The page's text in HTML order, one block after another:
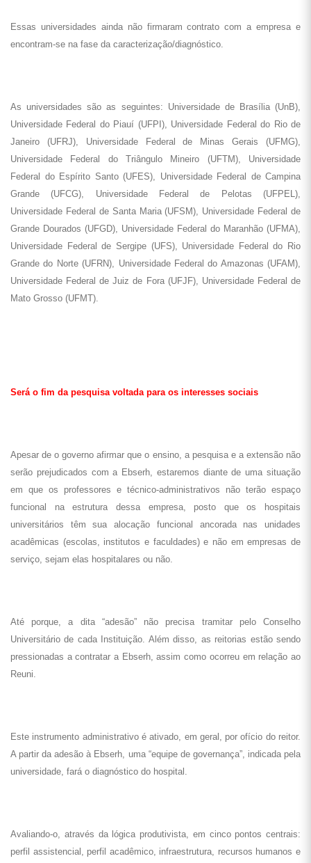
Essas universidades ainda não firmaram contrato com a empresa e
encontram-se na fase da caracterização/diagnóstico.
As universidades são as seguintes: Universidade de Brasília (UnB),
Universidade Federal do Piauí (UFPI), Universidade Federal do Rio de
Janeiro (UFRJ), Universidade Federal de Minas Gerais (UFMG),
Universidade Federal do Triângulo Mineiro (UFTM), Universidade
Federal do Espírito Santo (UFES), Universidade Federal de Campina
Grande (UFCG), Universidade Federal de Pelotas (UFPEL),
Universidade Federal de Santa Maria (UFSM), Universidade Federal de
Grande Dourados (UFGD), Universidade Federal do Maranhão (UFMA),
Universidade Federal de Sergipe (UFS), Universidade Federal do Rio
Grande do Norte (UFRN), Universidade Federal do Amazonas (UFAM),
Universidade Federal de Juiz de Fora (UFJF), Universidade Federal de
Mato Grosso (UFMT).
Será o fim da pesquisa voltada para os interesses sociais
Apesar de o governo afirmar que o ensino, a pesquisa e a extensão não
serão prejudicados com a Ebserh, estaremos diante de uma situação
em que os professores e técnico-administrativos não terão espaço
funcional na estrutura dessa empresa, posto que os hospitais
universitários têm sua alocação funcional ancorada nas unidades
acadêmicas (escolas, institutos e faculdades) e não em empresas de
serviço, sejam elas hospitalares ou não.
Até porque, a dita “adesão” não precisa tramitar pelo Conselho
Universitário de cada Instituição. Além disso, as reitorias estão sendo
pressionadas a contratar a Ebserh, assim como ocorreu em relação ao
Reuni.
Este instrumento administrativo é ativado, em geral, por ofício do reitor.
A partir da adesão à Ebserh, uma “equipe de governança”, indicada pela
universidade, fará o diagnóstico do hospital.
Avaliando-o, através da lógica produtivista, em cinco pontos centrais:
perfil assistencial, perfil acadêmico, infraestrutura, recursos humanos e